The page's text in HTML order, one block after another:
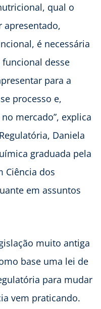
qual o
apresentado,
é necessária
desse
para a
processo e,
mercado”, explica
Daniela
graduada pela
Ciência dos
em assuntos
muito antiga
base uma lei de
para mudar
vem praticando.